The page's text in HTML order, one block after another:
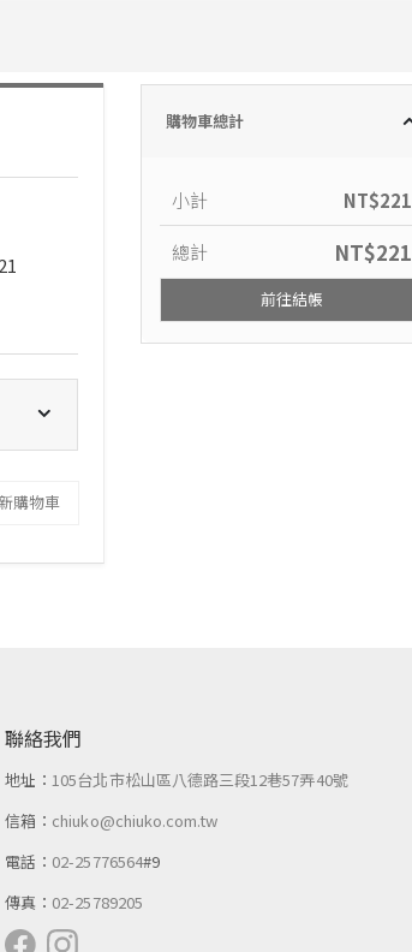
購物車
購物車總計
小計 NT$221
總計 NT$221
前往結帳
聯絡我們
地址： 105台北市松山區八德路三段12巷57弄40號
信箱： chiuko@chiuko.com.tw
電話： 02-25776564#9
傳真： 02-25789205